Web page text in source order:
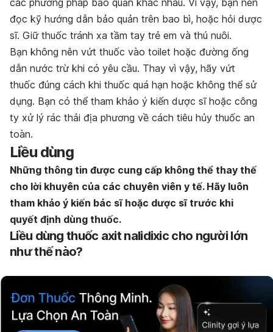
các phương pháp bảo quản khác nhau. Vì vậy, bạn nên
đọc kỹ hướng dẫn bảo quản trên bao bì, hoặc hỏi dược
sĩ. Giữ thuốc tránh xa tầm tay trẻ em và thú nuôi.
Bạn không nên vứt thuốc vào toilet hoặc đường ống
dẫn nước trừ khi có yêu cầu. Thay vì vậy, hãy vứt
thuốc đúng cách khi thuốc quá hạn hoặc không thể sử
dụng. Bạn có thể tham khảo ý kiến dược sĩ hoặc công
ty xử lý rác thải địa phương về cách tiêu hủy thuốc an
toàn.
Liều dùng
Những thông tin được cung cấp không thể thay thế
cho lời khuyên của các chuyên viên y tế. Hãy luôn
tham khảo ý kiến bác sĩ hoặc dược sĩ trước khi
quyết định dùng thuốc.
Liều dùng thuốc axit nalidixic cho người lớn
như thế nào?